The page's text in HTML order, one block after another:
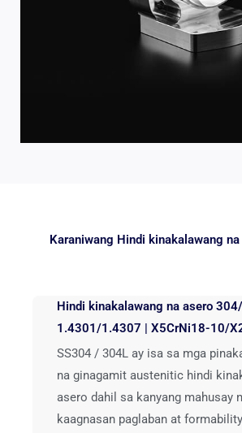
Karaniwang Hindi kinakalawang na
Hindi kinakalawang na asero
1.4301/1.4307 | X5CrNi18-10/
SS304 / 304L ay isa sa mga
na ginagamit austenitic hindi
asero dahil sa kanyang mahusay
kaagnasan paglaban at